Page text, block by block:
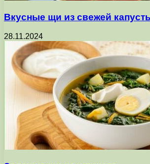
Вкусные щи из свежей
28.11.2024